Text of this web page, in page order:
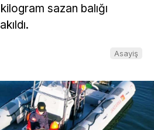
sazan balığı
Asayiş